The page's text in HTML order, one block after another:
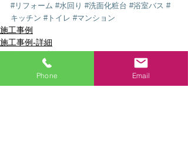
#リフォーム #水回り #洗面化粧台 #浴室バス #
キッチン #トイレ #マンション
施工事例
施工事例-詳細
関連記事
Phone Email